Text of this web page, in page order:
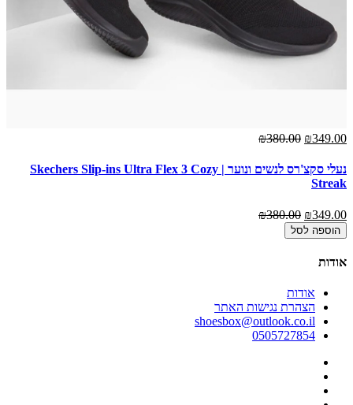
₪349.00
₪380.00
נעלי סקצ'רס לנשים ונוער | Skechers Slip-ins Ultra Flex 3 Cozy
Streak
₪349.00
₪380.00
הוספה לסל
אודות
אודות
הצהרת נגישות האתר
shoesbox@outlook.co.il
0505727854